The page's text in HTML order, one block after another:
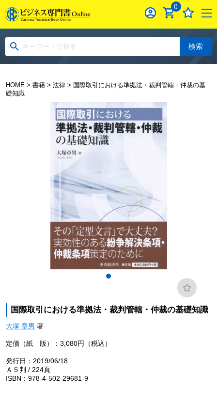
0
検索
HOME> 書籍> 法律> 国際取引における準拠法・裁判管轄・仲裁の基
礎知識
国際取引における準拠法・裁判管轄・仲裁の基礎知識
大塚 章男 著
定価（紙 版）：3,080円（税込）
発行日：2019/06/18
Ａ５判 / 224頁
ISBN：978-4-502-29681-9